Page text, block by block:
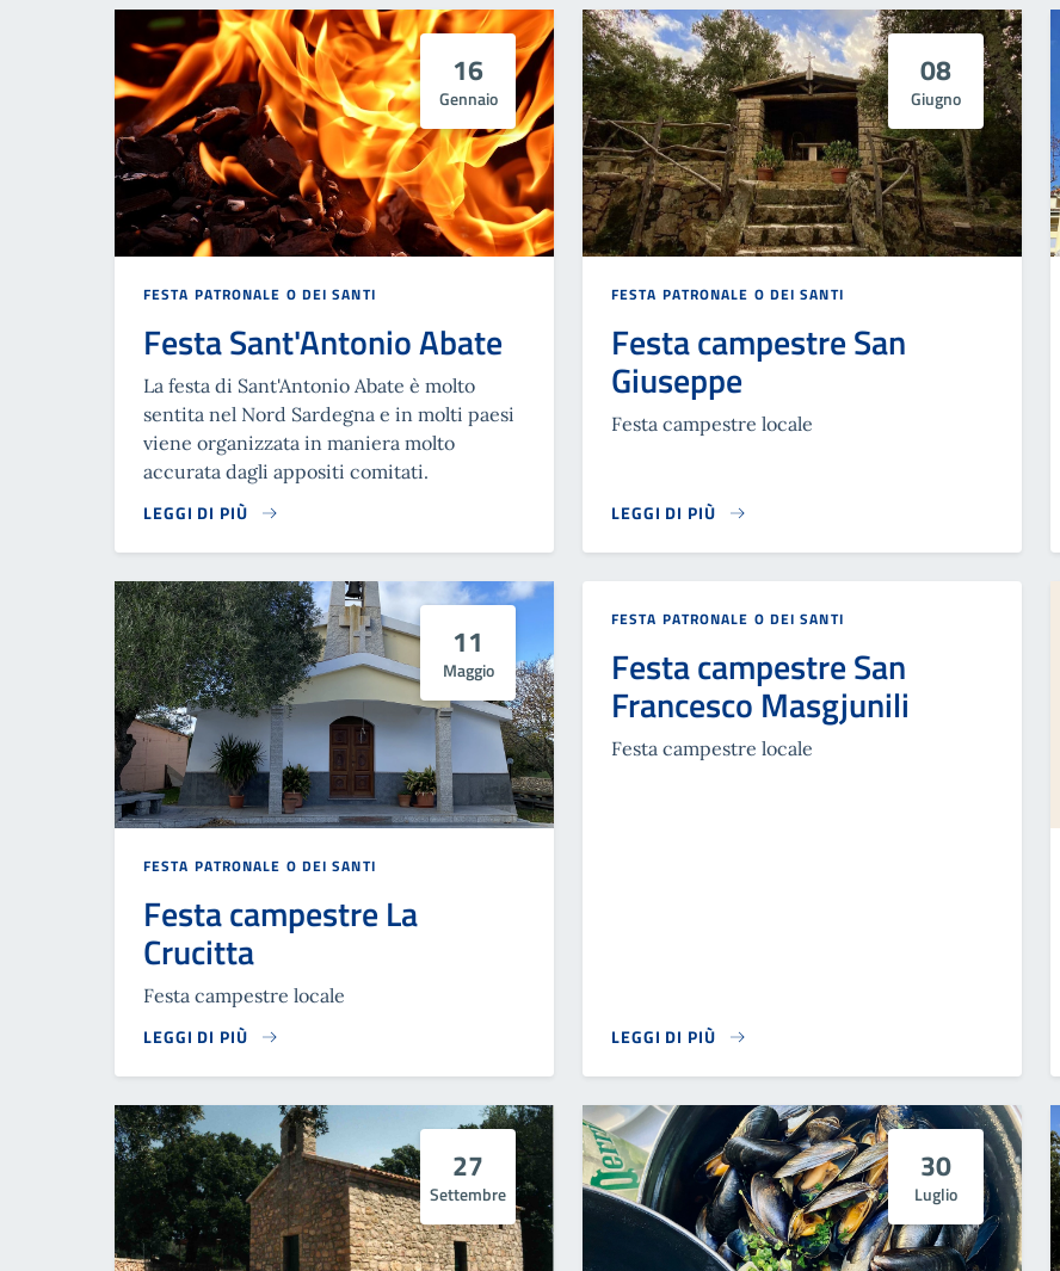
16
Gennaio
FESTA PATRONALE O DEI SANTI
Festa Sant'Antonio Abate
La festa di Sant'Antonio Abate è molto
sentita nel Nord Sardegna e in molti paesi
viene organizzata in maniera molto
accurata dagli appositi comitati.
LEGGI DI PIÙ
08
Giugno
FESTA PATRONALE O DEI SANTI
Festa campestre San
Giuseppe
Festa campestre locale
LEGGI DI PIÙ
11
Maggio
FESTA PATRONALE O DEI SANTI
Festa campestre La
Crucitta
Festa campestre locale
LEGGI DI PIÙ
FESTA PATRONALE O DEI SANTI
Festa campestre San
Francesco Masgjunili
Festa campestre locale
LEGGI DI PIÙ
27
Settembre
30
Luglio